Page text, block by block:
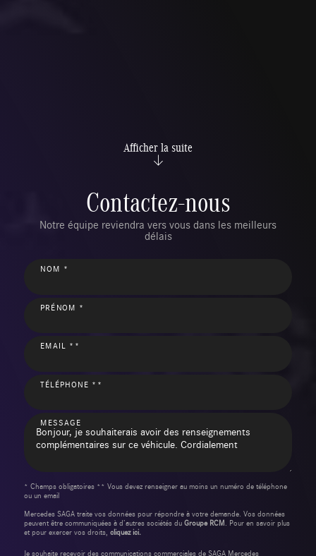
Afficher la suite
Contactez-nous
Notre équipe reviendra vers vous dans les meilleurs
délais
NOM *
PRÉNOM *
EMAIL **
TÉLÉPHONE **
MESSAGE
* Champs obligatoires ** Vous devez renseigner au moins un numéro de téléphone
ou un email
Mercedes SAGA traite vos données pour répondre à votre demande. Vos données
peuvent être communiquées à d’autres sociétés du Groupe RCM . Pour en savoir plus
et pour exercer vos droits, cliquez ici.
Je souhaite recevoir des communications commerciales de SAGA Mercedes